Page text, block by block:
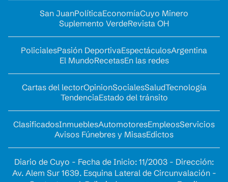
San JuanPolíticaEconomíaCuyo Minero
Suplemento VerdeRevista OH
PolicialesPasión DeportivaEspectáculosArgentina
El MundoRecetasEn las redes
Cartas del lectorOpinionSocialesSaludTecnología
TendenciaEstado del tránsito
ClasificadosInmueblesAutomotoresEmpleosServicios
Avisos Fúnebres y MisasEdictos
Diario de Cuyo - Fecha de Inicio: 11/2003 - Dirección:
Av. Alem Sur 1639. Esquina Lateral de Circunvalación -